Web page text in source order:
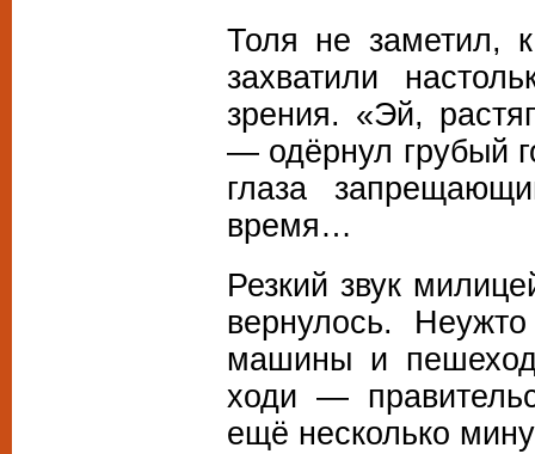
Толя не заметил,
захватили
зрения. «Эй,
— одёрнул грубый
глаза
время…
Резкий звук
вернулось.
машины и
ходи —
ещё несколько